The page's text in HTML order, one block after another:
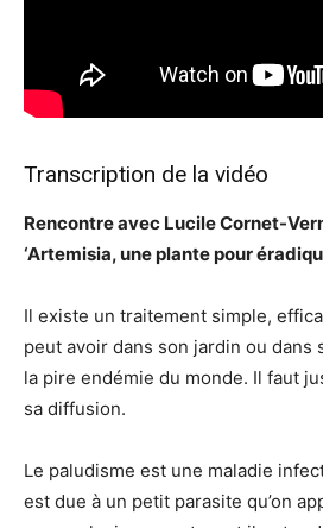
Transcription de la vidéo
Rencontre avec Lucile Cornet-
‘Artemisia, une plante pour
Il existe un traitement simple,
peut avoir dans son jardin ou dans
la pire endémie du monde. Il faut
sa diffusion.
Le paludisme est une maladie
est due à un petit parasite qu’on